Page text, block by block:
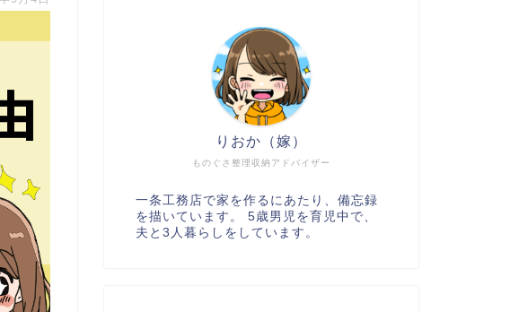
ものぐさ整理収納アドバイザー
りおか（嫁）
一条工務店で家を作るにあたり、備忘録
を描いています。 5歳男児を育児中で、
夫と3人暮らしをしています。